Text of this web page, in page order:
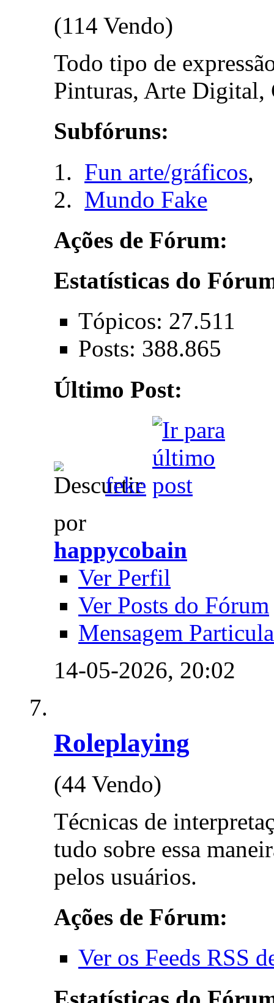
(114 Vendo)
Todo tipo de
Pinturas, Arte Digital,
Subfóruns:
Fun arte/gráficos,
Mundo Fake
Ações de Fórum:
Estatísticas do
Tópicos: 27.511
Posts: 388.865
Último Post:
feke
por
happycobain
Ver Perfil
Ver Posts do Fórum
Mensagem
14-05-2026, 20:02
Roleplaying
(44 Vendo)
Técnicas de
tudo sobre essa
pelos usuários.
Ações de Fórum:
Ver os Feeds RSS